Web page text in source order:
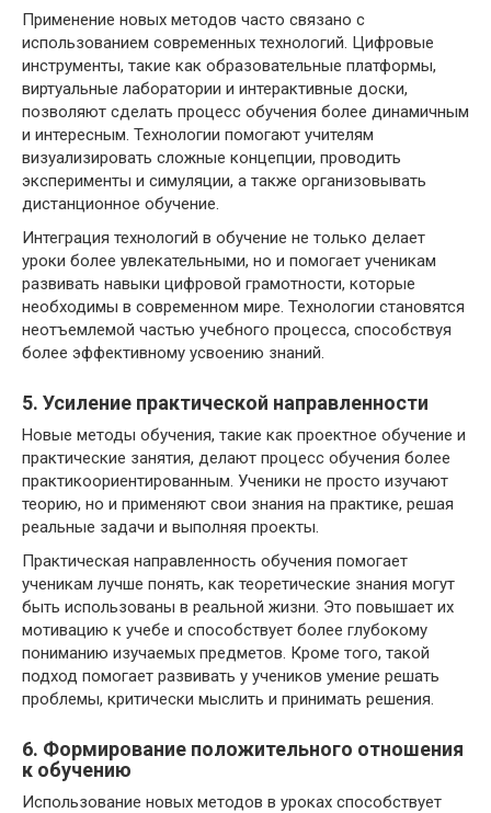
Применение новых методов часто связано с
использованием современных технологий. Цифровые
инструменты, такие как образовательные платформы,
виртуальные лаборатории и интерактивные доски,
позволяют сделать процесс обучения более динамичным
и интересным. Технологии помогают учителям
визуализировать сложные концепции, проводить
эксперименты и симуляции, а также организовывать
дистанционное обучение.
Интеграция технологий в обучение не только делает
уроки более увлекательными, но и помогает ученикам
развивать навыки цифровой грамотности, которые
необходимы в современном мире. Технологии становятся
неотъемлемой частью учебного процесса, способствуя
более эффективному усвоению знаний.
5. Усиление практической направленности
Новые методы обучения, такие как проектное обучение и
практические занятия, делают процесс обучения более
практикоориентированным. Ученики не просто изучают
теорию, но и применяют свои знания на практике, решая
реальные задачи и выполняя проекты.
Практическая направленность обучения помогает
ученикам лучше понять, как теоретические знания могут
быть использованы в реальной жизни. Это повышает их
мотивацию к учебе и способствует более глубокому
пониманию изучаемых предметов. Кроме того, такой
подход помогает развивать у учеников умение решать
проблемы, критически мыслить и принимать решения.
6. Формирование положительного отношения
к обучению
Использование новых методов в уроках способствует